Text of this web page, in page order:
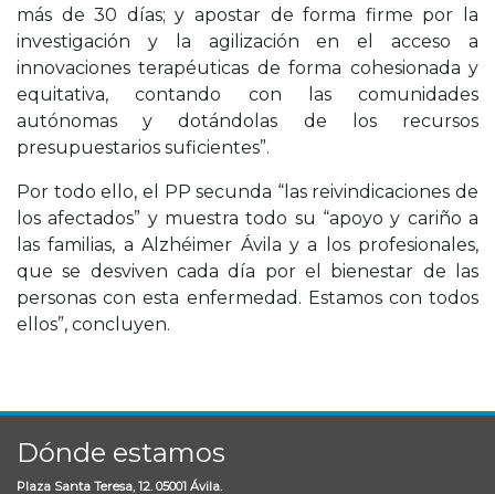
más de 30 días; y apostar de forma firme por la
investigación y la agilización en el acceso a
innovaciones terapéuticas de forma cohesionada y
equitativa, contando con las comunidades
autónomas y dotándolas de los recursos
presupuestarios suficientes”.
Por todo ello, el PP secunda “las reivindicaciones de
los afectados” y muestra todo su “apoyo y cariño a
las familias, a Alzhéimer Ávila y a los profesionales,
que se desviven cada día por el bienestar de las
personas con esta enfermedad. Estamos con todos
ellos”, concluyen.
Dónde estamos
Plaza Santa Teresa, 12. 05001 Ávila.